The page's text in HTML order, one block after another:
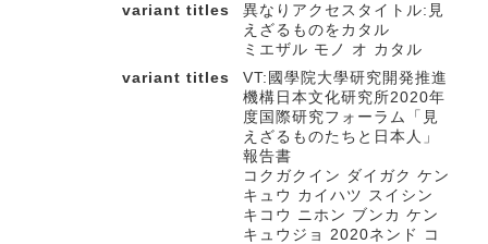
variant titles
異なりアクセスタイトル:見
えざるものをカタル
ミエザル モノ オ カタル
variant titles
VT:國學院大學研究開発推進
機構日本文化研究所2020年
度国際研究フォーラム「見
えざるものたちと日本人」
報告書
コクガクイン ダイガク ケン
キュウ カイハツ スイシン
キコウ ニホン ブンカ ケン
キュウジョ 2020ネンド コ